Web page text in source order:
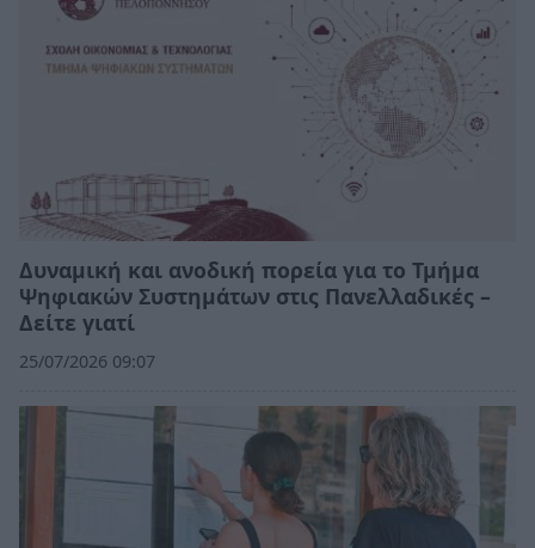
Δυναμική και ανοδική πορεία για το Τμήμα
Ψηφιακών Συστημάτων στις Πανελλαδικές –
Δείτε γιατί
25/07/2026 09:07